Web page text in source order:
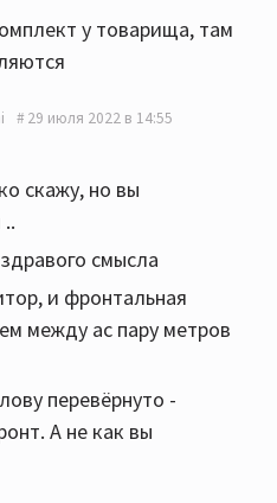
у товарища, там
29 июля 2022 в 14:55
скажу, но вы
смысла
и фронтальная
между ас пару метров
перевёрнуто -
А не как вы